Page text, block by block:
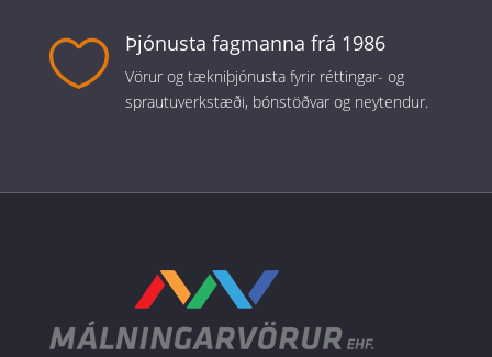
 Þjónusta fagmanna frá 1986
Vörur og tækniþjónusta fyrir réttingar- og
sprautuverkstæði, bónstöðvar og neytendur.